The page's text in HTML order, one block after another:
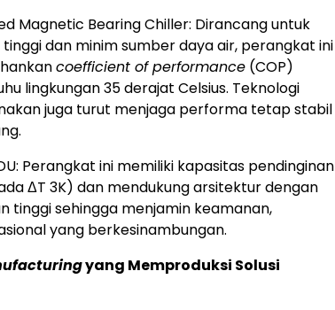
Magnetic Bearing Chiller: Dirancang untuk
dan minim sumber daya air, perangkat ini
coefficient of performance (COP)
lingkungan 35 derajat Celsius. Teknologi
juga turut menjaga performa tetap stabil
Perangkat ini memiliki kapasitas pendinginan
ΔT 3K) dan mendukung arsitektur dengan
tinggi sehingga menjamin keamanan,
yang berkesinambungan.
yang Memproduksi Solusi